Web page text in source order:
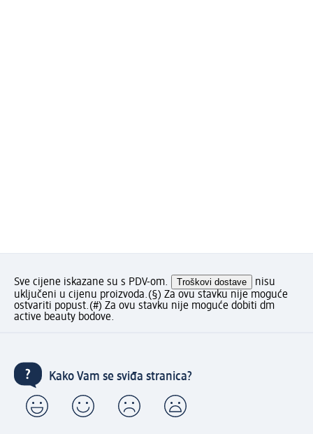
Sve cijene iskazane su s PDV-om. Troškovi dostave
nisu
uključeni u cijenu proizvoda.(§) Za ovu stavku nije moguće
ostvariti popust.(#) Za ovu stavku nije moguće dobiti dm
active beauty bodove.
Kako Vam se sviđa stranica?